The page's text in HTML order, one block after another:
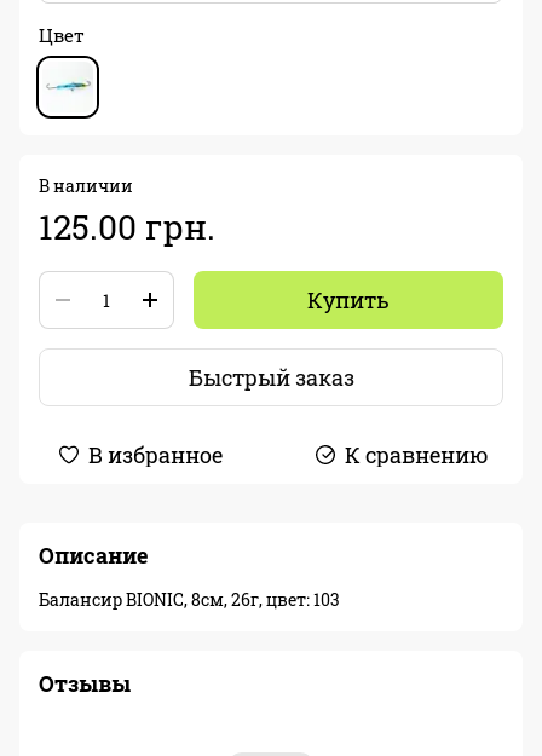
Цвет
В наличии
125.00 грн.
Купить
Быстрый заказ
В избранное К сравнению
Описание
Балансир BIONIC, 8см, 26г, цвет: 103
Отзывы